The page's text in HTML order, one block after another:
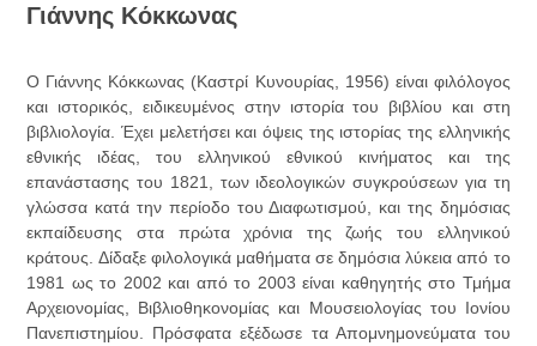
Γιάννης Κόκκωνας
Ο Γιάννης Κόκκωνας (Καστρί Κυνουρίας, 1956) είναι φιλόλογος
και ιστορικός, ειδικευμένος στην ιστορία του βιβλίου και στη
βιβλιολογία. Έχει μελετήσει και όψεις της ιστορίας της ελληνικής
εθνικής ιδέας, του ελληνικού εθνικού κινήματος και της
επανάστασης του 1821, των ιδεολογικών συγκρούσεων για τη
γλώσσα κατά την περίοδο του Διαφωτισμού, και της δημόσιας
εκπαίδευσης στα πρώτα χρόνια της ζωής του ελληνικού
κράτους. Δίδαξε φιλολογικά μαθήματα σε δημόσια λύκεια από το
1981 ως το 2002 και από το 2003 είναι καθηγητής στο Τμήμα
Αρχειονομίας, Βιβλιοθηκονομίας και Μουσειολογίας του Ιονίου
Πανεπιστημίου. Πρόσφατα εξέδωσε τα Απομνημονεύματα του